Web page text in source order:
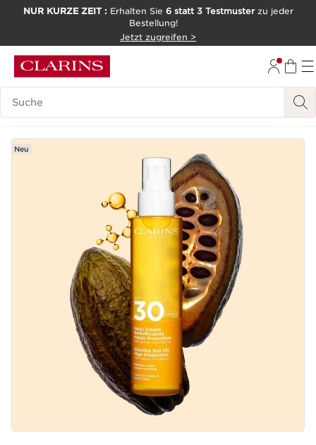
NUR KURZE ZEIT : Erhalten Sie 6 statt 3 Testmusterzu jeder
Bestellung!
Jetzt zugreifen >
Legende suchen
Neu